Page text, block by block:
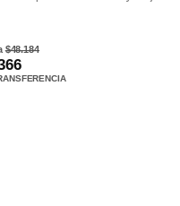
$48.184